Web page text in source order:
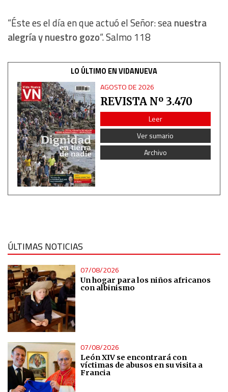
“Éste es el día en que actuó el Señor: seanuestra
alegría y nuestro gozo“. Salmo 118
LO ÚLTIMO EN VIDANUEVA
AGOSTO DE 2026
REVISTA Nº 3.470
Leer
Ver sumario
Archivo
ÚLTIMAS NOTICIAS
07/08/2026
Un hogar para los niños africanos
con albinismo
07/08/2026
León XIV se encontrará con
víctimas de abusos en su visita a
Francia
Functional